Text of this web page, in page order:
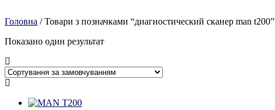
Головна / Товари з позначками “диагностический сканер man t200”
Показано один результат